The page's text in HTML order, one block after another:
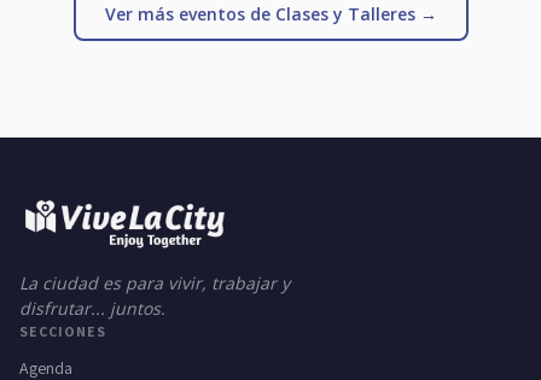
Ver más eventos de Clases y Talleres →
La ciudad es para vivir, trabajar y
disfrutar... juntos.
SECCIONES
Agenda